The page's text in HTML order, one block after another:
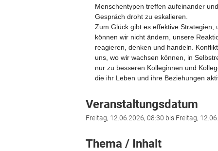
Menschentypen treffen aufeinander
Gespräch droht zu eskalieren.
Zum Glück gibt es effektive
können wir nicht ändern, unsere
reagieren, denken und handeln.
uns, wo wir wachsen können, in
nur zu besseren Kolleginnen und
die ihr Leben und ihre Beziehungen
Veranstaltungsdatum
Freitag, 12.06.2026, 08:30 bis Freitag,
Thema / Inhalt